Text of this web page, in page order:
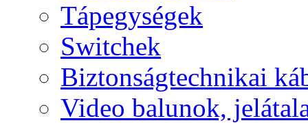
Tápegységek
Switchek
Biztonságtechnikai
Video balunok,